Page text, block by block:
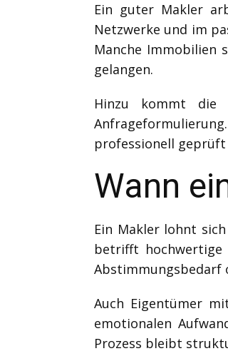
Ein guter Makler
Netzwerke und im
Manche Immobilien
gelangen.
Hinzu kommt die
Anfrageformulierung.
professionell geprüft
Wann
Ein Makler lohnt
betrifft hochwertige
Abstimmungsbedarf
Auch Eigentümer
emotionalen
Prozess bleibt